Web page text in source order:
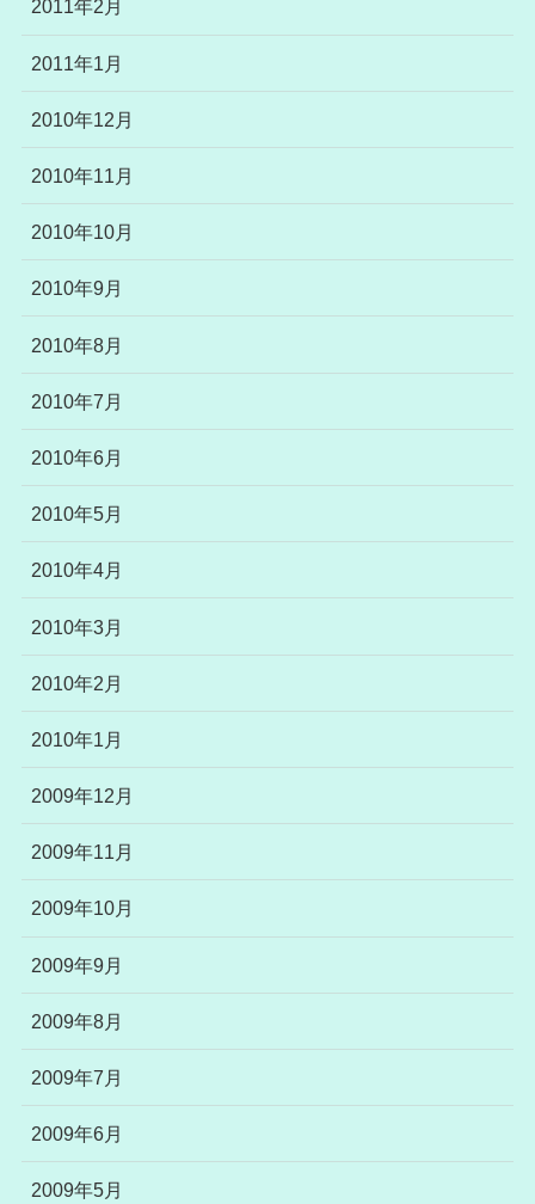
2011年2月
2011年1月
2010年12月
2010年11月
2010年10月
2010年9月
2010年8月
2010年7月
2010年6月
2010年5月
2010年4月
2010年3月
2010年2月
2010年1月
2009年12月
2009年11月
2009年10月
2009年9月
2009年8月
2009年7月
2009年6月
2009年5月